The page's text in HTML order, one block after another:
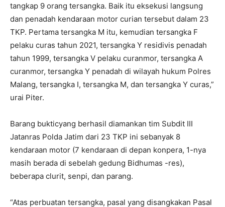
tangkap 9 orang tersangka. Baik itu eksekusi langsung
dan penadah kendaraan motor curian tersebut dalam 23
TKP. Pertama tersangka M itu, kemudian tersangka F
pelaku curas tahun 2021, tersangka Y residivis penadah
tahun 1999, tersangka V pelaku curanmor, tersangka A
curanmor, tersangka Y penadah di wilayah hukum Polres
Malang, tersangka I, tersangka M, dan tersangka Y curas,”
urai Piter.
Barang bukticyang berhasil diamankan tim Subdit III
Jatanras Polda Jatim dari 23 TKP ini sebanyak 8
kendaraan motor (7 kendaraan di depan konpera, 1-nya
masih berada di sebelah gedung Bidhumas -res),
beberapa clurit, senpi, dan parang.
“Atas perbuatan tersangka, pasal yang disangkakan Pasal